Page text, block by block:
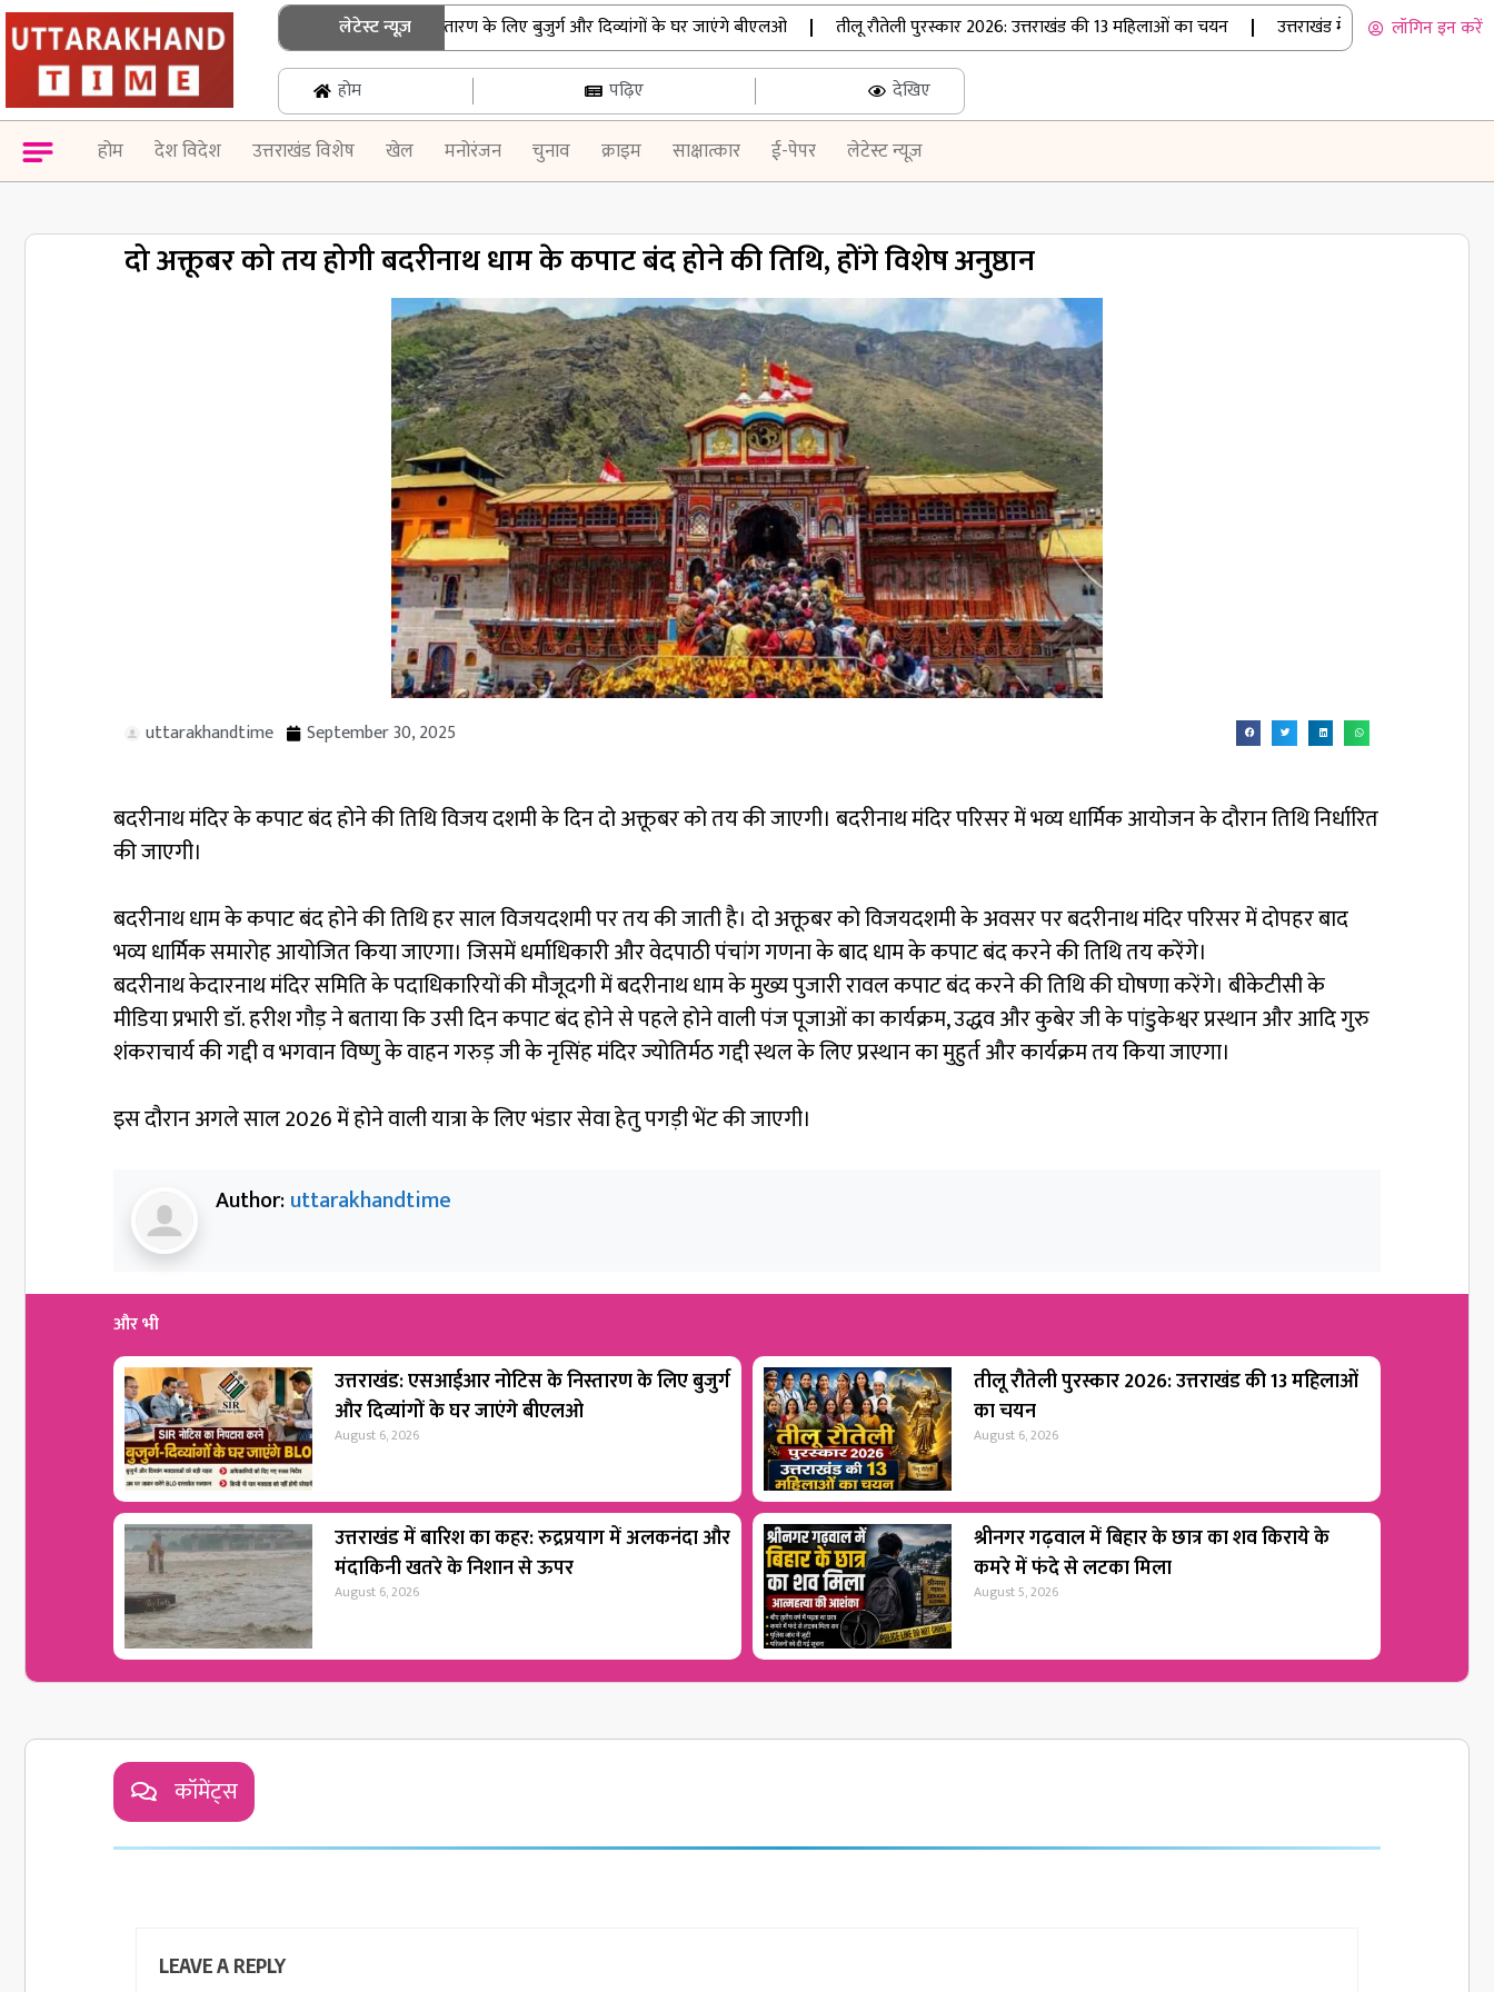
लेटेस्ट न्यूज़
उत्तराखंड: एसआईआर नोटिस के निस्तारण के लिए बुजुर्ग और दिव्यांगों के घर जाएंगे बीएलओ | तीलू रौतेली पुरस्कार 2026: उत्तराखंड की 13 महिलाओं का चयन | उत्तराखंड में बारिश का कहर:लॉगिन इन करें
होम पढ़िए देखिए
होम देश विदेश उत्तराखंड विशेष खेल मनोरंजन चुनाव क्राइम साक्षात्कार ई-पेपर लेटेस्ट न्यूज़
दो अक्तूबर को तय होगी बदरीनाथ धाम के कपाट बंद होने की तिथि, होंगे विशेष अनुष्ठान
uttarakhandtime September 30, 2025
बदरीनाथ मंदिर के कपाट बंद होने की तिथि विजय दशमी के दिन दो अक्तूबर को तय की जाएगी। बदरीनाथ मंदिर परिसर में भव्य धार्मिक आयोजन के दौरान तिथि निर्धारित
की जाएगी।
बदरीनाथ धाम के कपाट बंद होने की तिथि हर साल विजयदशमी पर तय की जाती है। दो अक्तूबर को विजयदशमी के अवसर पर बदरीनाथ मंदिर परिसर में दोपहर बाद
भव्य धार्मिक समारोह आयोजित किया जाएगा। जिसमें धर्माधिकारी और वेदपाठी पंचांग गणना के बाद धाम के कपाट बंद करने की तिथि तय करेंगे।
बदरीनाथ केदारनाथ मंदिर समिति के पदाधिकारियों की मौजूदगी में बदरीनाथ धाम के मुख्य पुजारी रावल कपाट बंद करने की तिथि की घोषणा करेंगे। बीकेटीसी के
मीडिया प्रभारी डॉ. हरीश गौड़ ने बताया कि उसी दिन कपाट बंद होने से पहले होने वाली पंज पूजाओं का कार्यक्रम, उद्धव और कुबेर जी के पांडुकेश्वर प्रस्थान और आदि गुरु
शंकराचार्य की गद्दी व भगवान विष्णु के वाहन गरुड़ जी के नृसिंह मंदिर ज्योतिर्मठ गद्दी स्थल के लिए प्रस्थान का मुहुर्त और कार्यक्रम तय किया जाएगा।
इस दौरान अगले साल 2026 में होने वाली यात्रा के लिए भंडार सेवा हेतु पगड़ी भेंट की जाएगी।
Author:uttarakhandtime
और भी
उत्तराखंड: एसआईआर नोटिस के निस्तारण के लिए बुजुर्ग
और दिव्यांगों के घर जाएंगे बीएलओ
August 6, 2026
तीलू रौतेली पुरस्कार 2026: उत्तराखंड की 13 महिलाओं
का चयन
August 6, 2026
उत्तराखंड में बारिश का कहर: रुद्रप्रयाग में अलकनंदा और
मंदाकिनी खतरे के निशान से ऊपर
August 6, 2026
श्रीनगर गढ़वाल में बिहार के छात्र का शव किराये के
कमरे में फंदे से लटका मिला
August 5, 2026
कॉमेंट्स
LEAVE A REPLY